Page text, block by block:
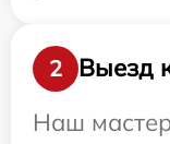
2
Выезд
Наш